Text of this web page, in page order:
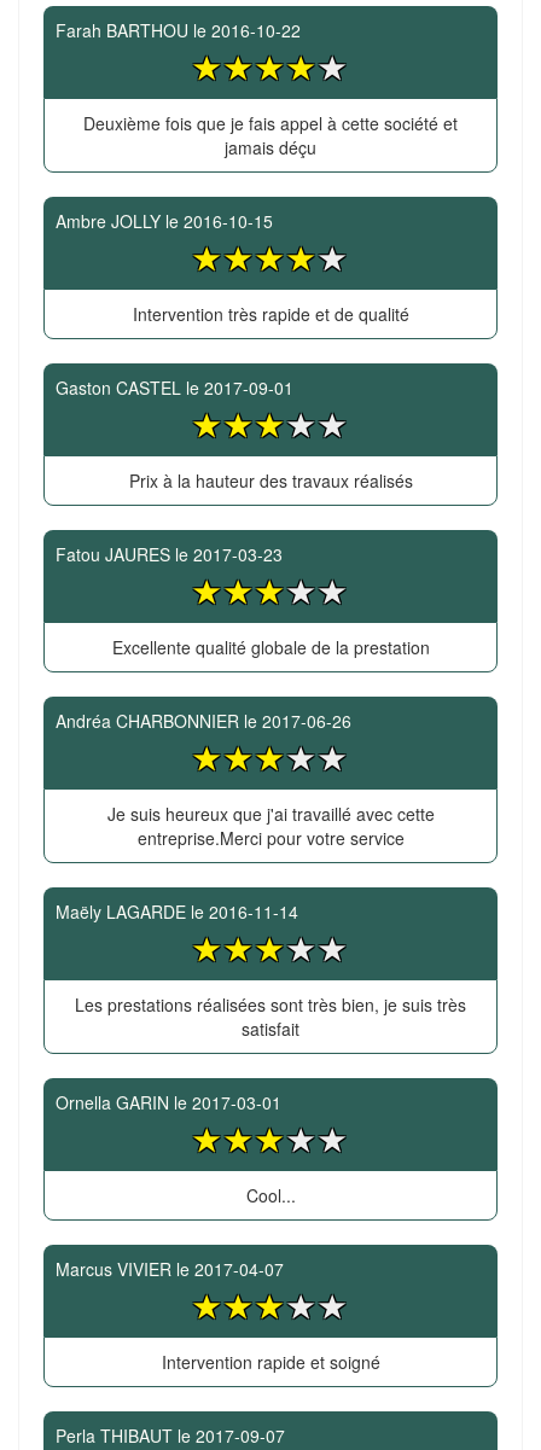
Farah BARTHOU le 2016-10-22
Deuxième fois que je fais appel à cette société et
jamais déçu
Ambre JOLLY le 2016-10-15
Intervention très rapide et de qualité
Gaston CASTEL le 2017-09-01
Prix à la hauteur des travaux réalisés
Fatou JAURES le 2017-03-23
Excellente qualité globale de la prestation
Andréa CHARBONNIER le 2017-06-26
Je suis heureux que j'ai travaillé avec cette
entreprise.Merci pour votre service
Maëly LAGARDE le 2016-11-14
Les prestations réalisées sont très bien, je suis très
satisfait
Ornella GARIN le 2017-03-01
Cool...
Marcus VIVIER le 2017-04-07
Intervention rapide et soigné
Perla THIBAUT le 2017-09-07